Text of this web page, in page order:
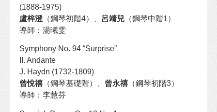
(1888-1975)
盧梓澄（鋼琴初階4）、 呂靖兒 （鋼琴中階1）
導師：湯曦雯
Symphony No. 94 “Surprise”
II. Andante
J. Haydn (1732-1809)
曾悅禧（鋼琴基礎階）、 曾永禧（鋼琴初階3）
導師：李慧芬